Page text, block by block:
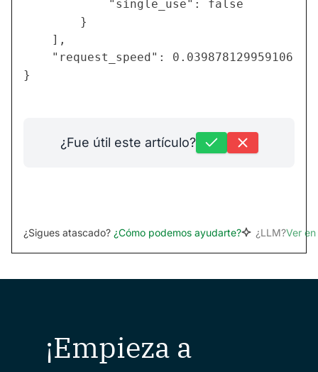
            "single_use": false
        }
    ],
    "request_speed": 0.039878129959106
¿Fue útil este artículo?
¿Sigues atascado? ¿Cómo podemos ayudarte? ¿LLM?Ver
¡Empieza a